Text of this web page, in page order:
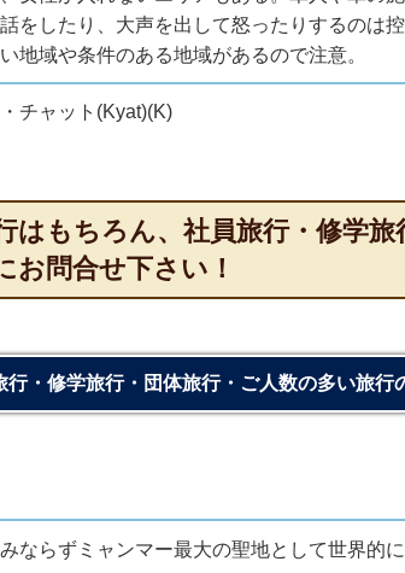
をしたり、大声を出して怒ったりするのは
地域や条件のある地域があるので注意。
チャット(Kyat)(K)
もちろん、社員旅行・修学
お問合せ下さい！
行・修学旅行・団体旅行・ご人数の多い旅行
ならずミャンマー最大の聖地として世界的